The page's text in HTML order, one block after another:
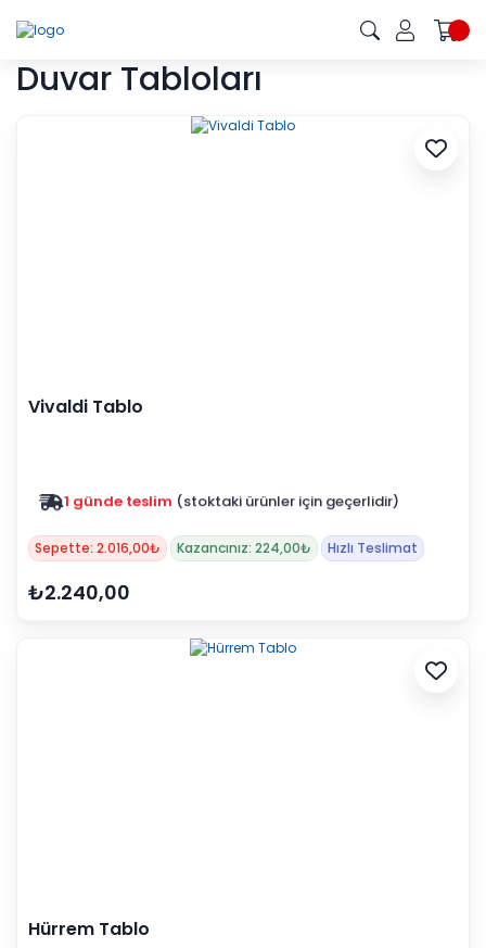
Duvar Tabloları
Vivaldi Tablo
Zam yok 2025 fiyatları devam ediyor
Sepette: 2.016,00₺ Kazancınız: 224,00₺ Hızlı Teslimat
₺2.240,00
Hürrem Tablo